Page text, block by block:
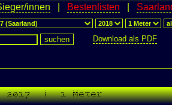
innen Bestenlisten
Download als PDF
2017 | 1 Meter